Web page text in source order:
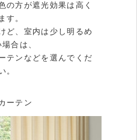
の方が遮光効果は高く
す。
ど、室内は少し明るめ
合は、
テンなどを選んでくだ
。
ーテン